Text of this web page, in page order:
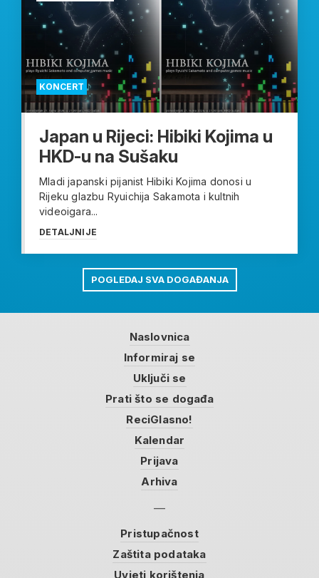
KONCERT
Japan u Rijeci: Hibiki Kojima u
HKD-u na Sušaku
Mladi japanski pijanist Hibiki Kojima donosi u
Rijeku glazbu Ryuichija Sakamota i kultnih
videoigara...
DETALJNIJE
POGLEDAJ SVA DOGAĐANJA
Naslovnica
Informiraj se
Uključi se
Prati što se događa
ReciGlasno!
Kalendar
Prijava
Arhiva
Pristupačnost
Zaštita podataka
Uvjeti korištenja